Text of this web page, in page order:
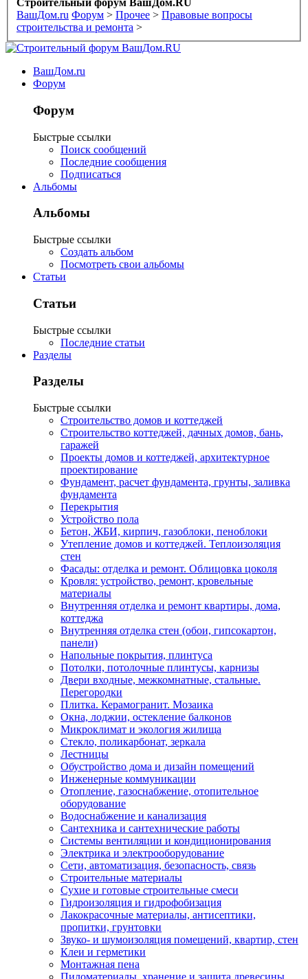
Строительный форум ВашДом.RU
ВашДом.ru Форум > Прочее > Правовые вопросы
строительства и ремонта >
ВашДом.ru
Форум
Форум
Быстрые ссылки
Поиск сообщений
Последние сообщения
Подписаться
Альбомы
Альбомы
Быстрые ссылки
Создать альбом
Посмотреть свои альбомы
Статьи
Статьи
Быстрые ссылки
Последние статьи
Разделы
Разделы
Быстрые ссылки
Строительство домов и коттеджей
Строительство коттеджей, дачных домов, бань,
гаражей
Проекты домов и коттеджей, архитектурное
проектирование
Фундамент, расчет фундамента, грунты, заливка
фундамента
Перекрытия
Устройство пола
Бетон, ЖБИ, кирпич, газоблоки, пеноблоки
Утепление домов и коттеджей. Теплоизоляция
стен
Фасады: отделка и ремонт. Облицовка цоколя
Кровля: устройство, ремонт, кровельные
материалы
Внутренняя отделка и ремонт квартиры, дома,
коттеджа
Внутренняя отделка стен (обои, гипсокартон,
панели)
Напольные покрытия, плинтуса
Потолки, потолочные плинтусы, карнизы
Двери входные, межкомнатные, стальные.
Перегородки
Плитка. Керамогранит. Мозаика
Окна, лоджии, остекление балконов
Микроклимат и экология жилища
Стекло, поликарбонат, зеркала
Лестницы
Обустройство дома и дизайн помещений
Инженерные коммуникации
Отопление, газоснабжение, отопительное
оборудование
Водоснабжение и канализация
Сантехника и сантехнические работы
Системы вентиляции и кондиционирования
Электрика и электрооборудование
Сети, автоматизация, безопасность, связь
Строительные материалы
Сухие и готовые строительные смеси
Гидроизоляция и гидрофобизация
Лакокрасочные материалы, антисептики,
пропитки, грунтовки
Звуко- и шумоизоляция помещений, квартир, стен
Клеи и герметики
Монтажная пена
Пиломатериалы, хранение и защита древесины